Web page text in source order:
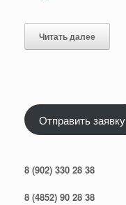
Читать далее
Отправить заявку
8 (902) 330 28 38
8 (4852) 90 28 38